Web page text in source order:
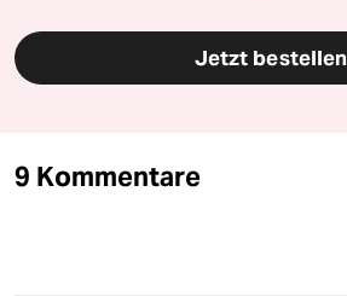
Jetzt bestellen
9 Kommentare